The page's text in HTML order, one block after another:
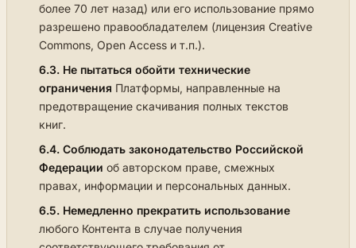
более 70 лет назад) или его использование прямо
разрешено правообладателем (лицензия Creative
Commons, Open Access и т.п.).
6.3. Не пытаться обойти технические
ограничения Платформы, направленные на
предотвращение скачивания полных текстов
книг.
6.4. Соблюдать законодательство Российской
Федерации об авторском праве, смежных
правах, информации и персональных данных.
6.5. Немедленно прекратить использование
любого Контента в случае получения